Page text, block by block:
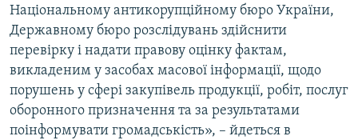
Національному антикорупційному бюро України,
Державному бюро розслідувань здійснити
перевірку і надати правову оцінку фактам,
викладеним у засобах масової інформації, щодо
порушень у сфері закупівель продукції, робіт, послуг
оборонного призначення та за результатами
поінформувати громадськість», – йдеться в